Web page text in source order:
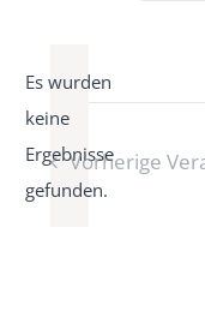
Hinweis
Es wurden
keine
Ergebnisse
gefunden.
Vorherige